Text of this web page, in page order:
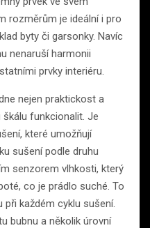
rozměrům je ideální i pro
byty či garsonky. Navíc
nenaruší harmonii
prvky interiéru.
nejen praktickost a
funkcionalit. Je
které umožňují
sušení podle druhu
senzorem vlhkosti, který
co je prádlo suché. To
každém cyklu sušení.
bubnu a několik úrovní